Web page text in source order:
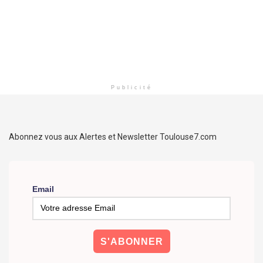
Publicité
Abonnez vous aux Alertes et Newsletter Toulouse7.com
Email